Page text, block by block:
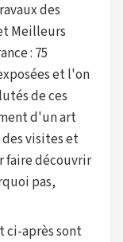
des
Meilleurs
: 75
et l'on
de ces
d'un art
des visites et
faire découvrir
pas,
ci-après sont